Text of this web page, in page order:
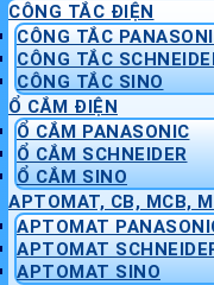
CÔNG TẮC ĐIỆN
CÔNG TẮC
CÔNG TẮC
CÔNG TẮC SINO
Ổ CẮM ĐIỆN
Ổ CẮM PANASONIC
Ổ CẮM SCHNEIDER
Ổ CẮM SINO
APTOMAT, CB, MCB,
APTOMAT
APTOMAT
APTOMAT SINO